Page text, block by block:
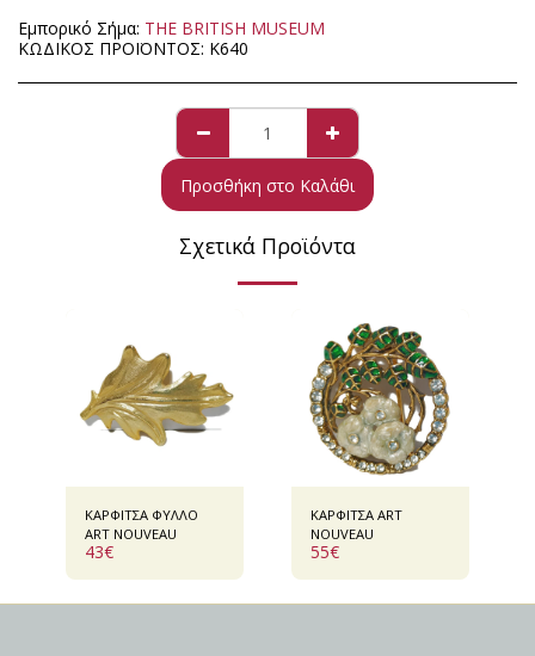
Εμπορικό Σήμα: ΤΗΕ BRITISH MUSEUM
ΚΩΔΙΚΟΣ ΠΡΟΪΟΝΤΟΣ: Κ640
Προσθήκη στο Καλάθι
Σχετικά Προϊόντα
ΚΑΡΦΙΤΣΑ ΦΥΛΛΟ
ART NOUVEAU
43€
ΚΑΡΦΙΤΣΑ ART
NOUVEAU
55€